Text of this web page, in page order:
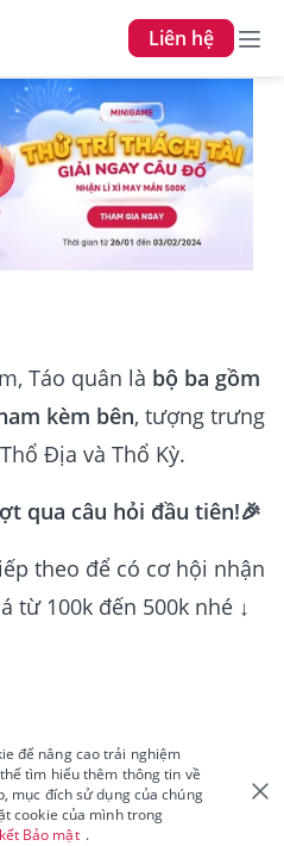
Liên hệ
Táo quân là bộ ba gồm
kèm bên, tượng trưng
Địa và Thổ Kỳ.
qua câu hỏi đầu tiên!🎉
theo để có cơ hội nhận
từ 100k đến 500k nhé ↓
để nâng cao trải nghiệm
tìm hiểu thêm thông tin về
mục đích sử dụng của chúng
cookie của mình trong
Bảo mật .